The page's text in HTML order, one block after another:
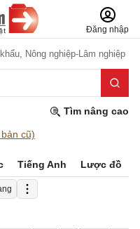
Đăng nhập
Nông nghiệp-Lâm nghiệp
Tìm nâng cao
cũ)
Tiếng Anh Lược đồ